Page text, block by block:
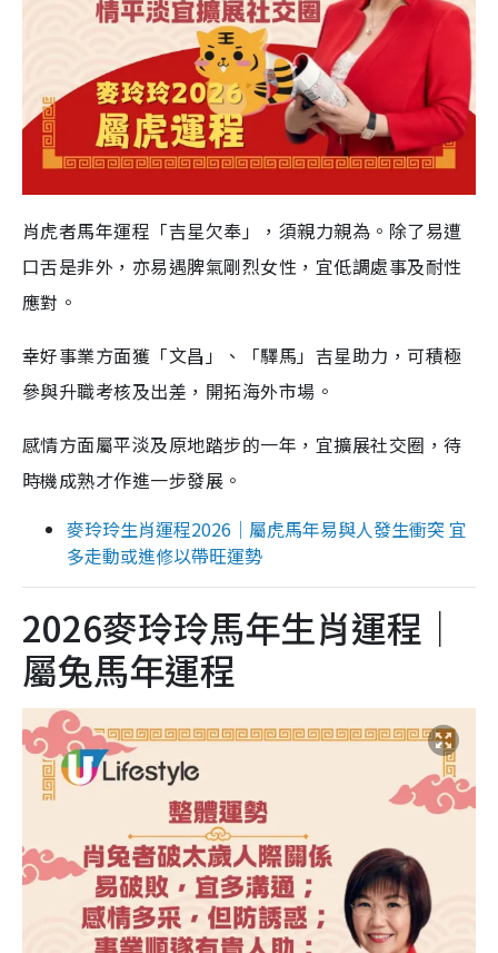
肖虎者馬年運程「吉星欠奉」，須親力親為。除了易遭
口舌是非外，亦易遇脾氣剛烈女性，宜低調處事及耐性
應對。
幸好事業方面獲「文昌」、「驛馬」吉星助力，可積極
參與升職考核及出差，開拓海外市場。
感情方面屬平淡及原地踏步的一年，宜擴展社交圈，待
時機成熟才作進一步發展。
麥玲玲生肖運程2026｜屬虎馬年易與人發生衝突 宜
多走動或進修以帶旺運勢
2026麥玲玲馬年生肖運程｜
屬兔馬年運程